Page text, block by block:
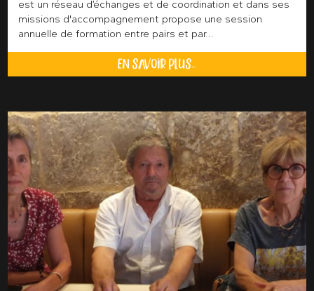
est un réseau d’échanges et de coordination et dans ses
missions d'accompagnement propose une session
annuelle de formation entre pairs et par...
EN SAVOIR PLUS...